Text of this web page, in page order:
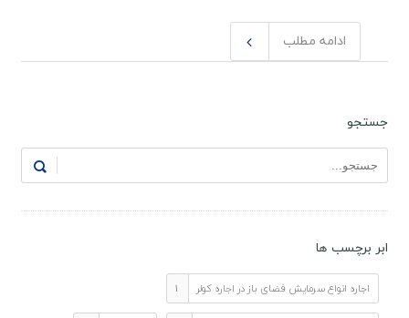
ادامه مطلب
جستجو
ابر برچسب ها
اجاره انواع سرمایش فضای باز در اجاره کولر 1